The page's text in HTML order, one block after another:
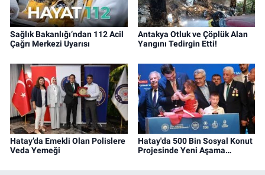
Sağlık Bakanlığı’ndan 112 Acil
Çağrı Merkezi Uyarısı
Antakya Otluk ve Çöplük Alan
Yangını Tedirgin Etti!
Hatay’da Emekli Olan Polislere
Veda Yemeği
Hatay'da 500 Bin Sosyal Konut
Projesinde Yeni Aşama…